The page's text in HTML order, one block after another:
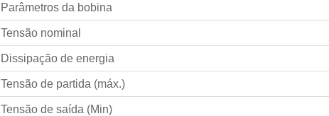
Parâmetros da bobina
Tensão nominal
Dissipação de energia
Tensão de partida (máx.)
Tensão de saída (Min)